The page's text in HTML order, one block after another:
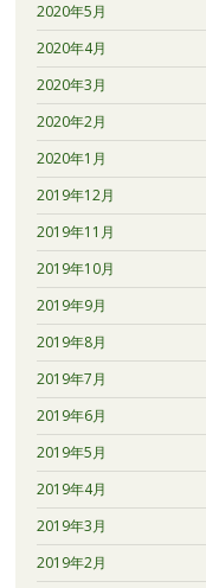
2020年5月
2020年4月
2020年3月
2020年2月
2020年1月
2019年12月
2019年11月
2019年10月
2019年9月
2019年8月
2019年7月
2019年6月
2019年5月
2019年4月
2019年3月
2019年2月